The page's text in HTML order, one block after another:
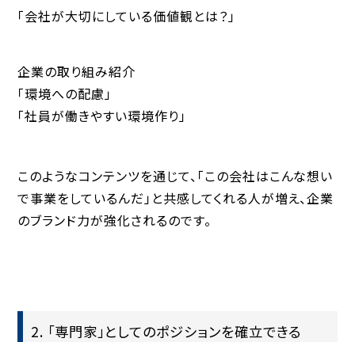
「会社が大切にしている価値観とは？」
企業の取り組み紹介
「環境への配慮」
「社員が働きやすい環境作り」
このようなコンテンツを通じて、「この会社はこんな想い
で事業をしているんだ」と共感してくれる人が増え、企業
のブランド力が強化されるのです。
2. 「専門家」としてのポジションを確立できる